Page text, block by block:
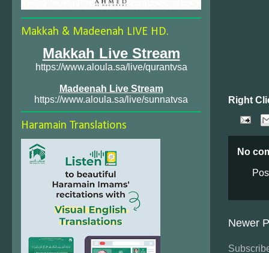
Right
No
Newer
Makkah & Madeenah LIVE HD.
Makkah Live Stream
https://www.aloula.sa/live/qurantvsa
Madeenah Live Stream
https://www.aloula.sa/live/sunnatvsa
Haramain Translations